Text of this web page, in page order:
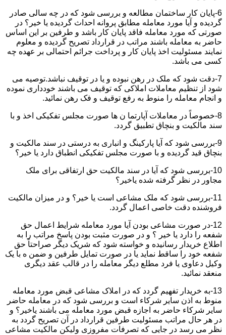
6-پایان کار ساختمان مطالعه و بررسی شود که در چه سالی صادر
گردیده و آیا مورد معامله مطابق پروانه احداث گردیده یا خیر؟ در
صورتی که مورد معامله فاقد پایان کار باشد و طرفین بر این اساس
حاضر به معامله باشند مراتب در قرارداد تصریح گردیده و معلوم
نمایند مسئولیت اخذ پایان کار و پرداخت جرائم احتمالی بر عهده چه
کسی می باشد.
7-دقت شود که ملک در رهن نبوده و یا در توقیف نباشد.توصیه می
شود از تنظیم معاملات املاکی که توقیف می باشند خودداری نموده
و انجام معامله را منوط به رفع توقیف و فک رهن نمائید.
8-خصوصاً در معاملات آپارتما ن ها صورت مجلس تفکیکی اخذ و با
سند مالکیت و بنچاق تطبیق گردد.
9-بررسی شود که آیا پارکینگ و انباری به درستی در سند مالکیت و
بنچاق قید گردیده و با صورت مجلس تفکیکی انطباق دارد یا خیر؟
10-بررسی شود که آیا در سند مالکیت حق ارتفاقی برای ملک
مجاور در نظر گرفته شده یاخیر؟
11-بررسی شود که ملک مشاعی است یا خیر؟ و در میزان مالکیت
فروشنده دقت خاصی اعمال گردد.
12-در صورت مشاعی بودن آیا مورد معامله شرایط اعمال حق
شفعه را دارد یا خیر ؟ و در صورت مثبت بودن پاسخ مراتب را به
اطلاع خریدار رسانیده و خواسته شود که شریک دیگر صراحتاً حق
شفعه خود را ساقط نماید یا در صورت تمایل طرفین و ضمن ه با یک
وکیل دعاوی یا فرد مطلع دیگر معامله را در قالب عقد دیگری
منعقد نمائید.
13-به خریدار تفهیم گردد که در املاک مشاعی قبض مورد معامله
منوط به اذن سایر شرکاء است و بررسی شود که در معامله حاضر
سایر شرکاء حاضر به اجازه قبض مورد معامله می باشند یاخیر؟ و
در هر حال مراتب مسئولیت طرفین قرارداد در آن تصریح گردد به
نظر می رسد در جایی که تصرفات مفروزی ولیکن مالکیت مشاعی